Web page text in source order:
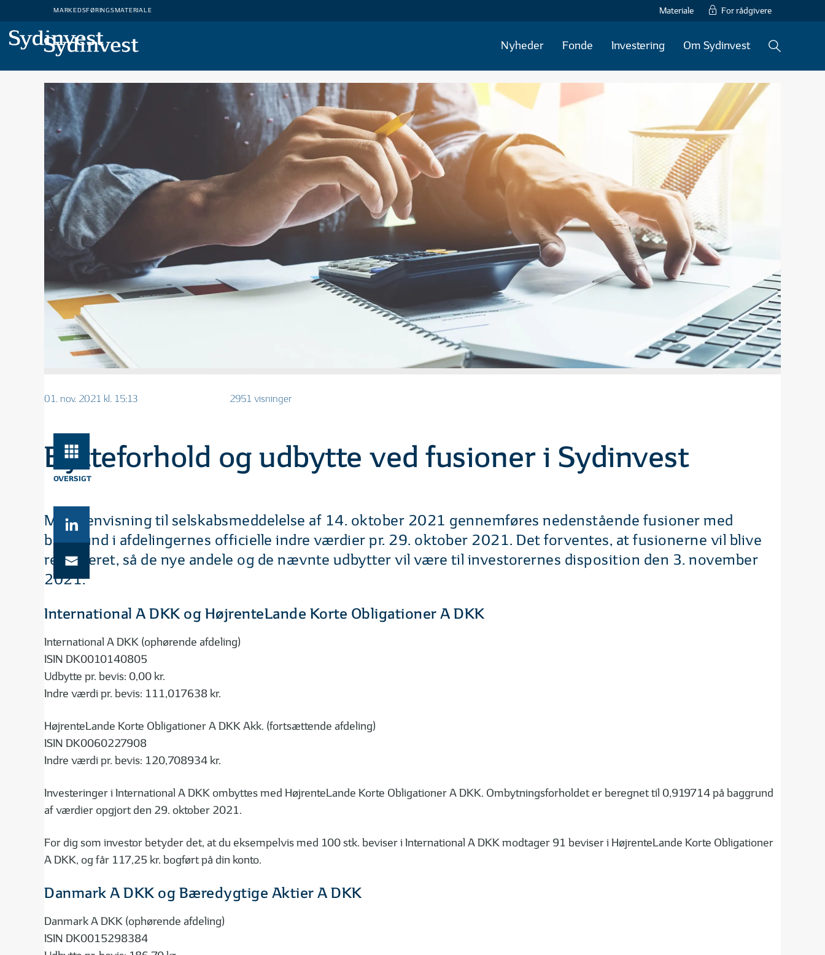
MARKEDSFØRINGSMATERIALE Materiale For rådgivere
MARKEDSFØRINGSMATERIALE
Nyheder Fonde Investering Om Sydinvest
OVERSIGT
01. nov. 2021 kl. 15:13 2951 visninger
Bytteforhold og udbytte ved fusioner i Sydinvest
Med henvisning til selskabsmeddelelse af 14. oktober 2021 gennemføres nedenstående fusioner med
baggrund i afdelingernes officielle indre værdier pr. 29. oktober 2021. Det forventes, at fusionerne vil blive
registreret, så de nye andele og de nævnte udbytter vil være til investorernes disposition den 3. november
2021.
International A DKK og HøjrenteLande Korte Obligationer A DKK
International A DKK (ophørende afdeling)
ISIN DK0010140805
Udbytte pr. bevis: 0,00 kr.
Indre værdi pr. bevis: 111,017638 kr.
HøjrenteLande Korte Obligationer A DKK Akk. (fortsættende afdeling)
ISIN DK0060227908
Indre værdi pr. bevis: 120,708934 kr.
Investeringer i International A DKK ombyttes med HøjrenteLande Korte Obligationer A DKK. Ombytningsforholdet er beregnet til 0,919714 på baggrund
af værdier opgjort den 29. oktober 2021.
For dig som investor betyder det, at du eksempelvis med 100 stk. beviser i International A DKK modtager 91 beviser i HøjrenteLande Korte Obligationer
A DKK, og får 117,25 kr. bogført på din konto.
Danmark A DKK og Bæredygtige Aktier A DKK
Danmark A DKK (ophørende afdeling)
ISIN DK0015298384